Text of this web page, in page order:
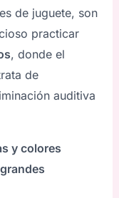
de juguete, son
practicar
, donde el
de
auditiva
y colores